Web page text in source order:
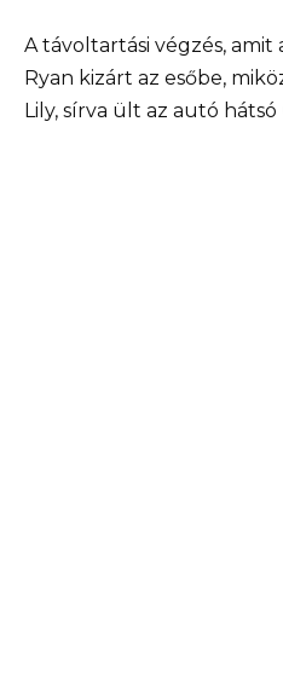
A távoltartási végzés,
Ryan kizárt az esőbe,
Lily, sírva ült az autó hátsó